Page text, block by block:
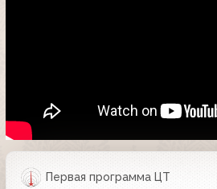
Первая программа ЦТ